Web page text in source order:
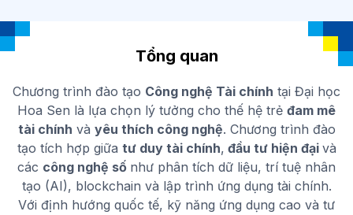
Tổng quan
Chương trình đào tạo Công nghệ Tài chính tại Đại học
Hoa Sen là lựa chọn lý tưởng cho thế hệ trẻ đam mê
tài chính và yêu thích công nghệ. Chương trình đào
tạo tích hợp giữa tư duy tài chính, đầu tư hiện đại và
các công nghệ số như phân tích dữ liệu, trí tuệ nhân
tạo (AI), blockchain và lập trình ứng dụng tài chính.
Với định hướng quốc tế, kỹ năng ứng dụng cao và tư